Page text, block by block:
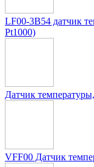
LF00-3B54 датчик
Pt1000)
Датчик
VFF00 Датчик